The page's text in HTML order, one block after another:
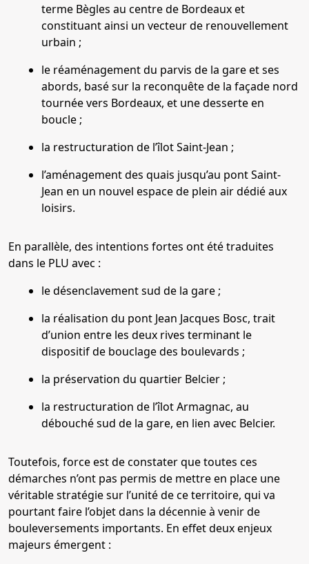
terme Bègles au centre de Bordeaux et
constituant ainsi un vecteur de renouvellement
urbain ;
le réaménagement du parvis de la gare et ses
abords, basé sur la reconquête de la façade nord
tournée vers Bordeaux, et une desserte en
boucle ;
la restructuration de l’îlot Saint-Jean ;
l’aménagement des quais jusqu’au pont Saint-
Jean en un nouvel espace de plein air dédié aux
loisirs.
En parallèle, des intentions fortes ont été traduites
dans le PLU avec :
le désenclavement sud de la gare ;
la réalisation du pont Jean Jacques Bosc, trait
d’union entre les deux rives terminant le
dispositif de bouclage des boulevards ;
la préservation du quartier Belcier ;
la restructuration de l’îlot Armagnac, au
débouché sud de la gare, en lien avec Belcier.
Toutefois, force est de constater que toutes ces
démarches n’ont pas permis de mettre en place une
véritable stratégie sur l’unité de ce territoire, qui va
pourtant faire l’objet dans la décennie à venir de
bouleversements importants. En effet deux enjeux
majeurs émergent :